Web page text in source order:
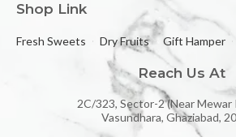
Shop Link
Fresh Sweets Dry Fruits Gift Hamper
Reach Us At
2C/323, Sector-2 (Near
Vasundhara, Ghaziabad,